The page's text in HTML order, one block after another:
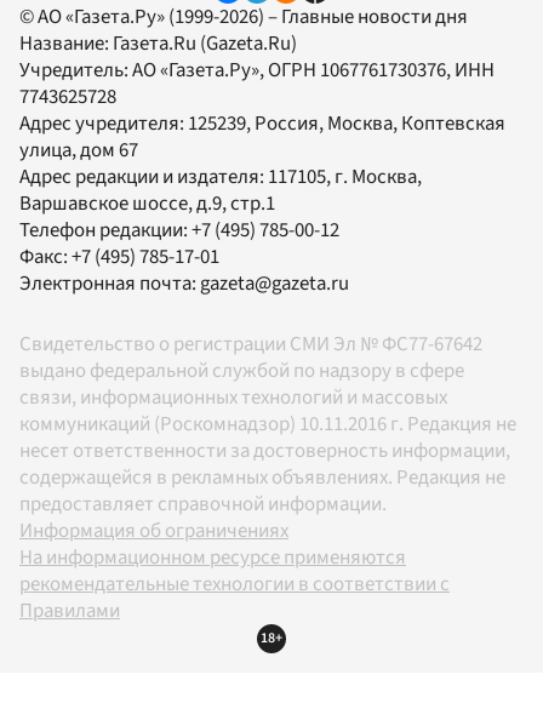
© АО «Газета.Ру» (1999-2026) – Главные новости дня
Название: Газета.Ru (Gazeta.Ru)
Учредитель:АО «Газета.Ру», ОГРН 1067761730376, ИНН
7743625728
Адрес учредителя: 125239, Россия, Москва, Коптевская
улица, дом 67
Адрес редакции и издателя: 117105, г. Москва,
Варшавское шоссе, д.9, стр.1
Телефон редакции:+7 (495) 785-00-12
Факс:+7 (495) 785-17-01
Электронная почта: gazeta@gazeta.ru
Свидетельство о регистрации СМИ Эл № ФС77-67642
выдано федеральной службой по надзору в сфере
связи, информационных технологий и массовых
коммуникаций (Роскомнадзор) 10.11.2016 г. Редакция не
несет ответственности за достоверность информации,
содержащейся в рекламных объявлениях. Редакция не
предоставляет справочной информации.
Информация об ограничениях
На информационном ресурсе применяются
рекомендательные технологии в соответствии с
Правилами
18+